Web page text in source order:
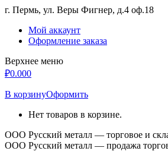
Перейти
содержанию
г. Пермь, ул. Веры Фигнер, д.4 оф.18
Мой аккаунт
Оформление заказа
Верхнее меню
₽0.000
В корзинуОформить
Нет товаров в корзине.
ООО Русский металл — торговое и
ООО Русский металл — продажа